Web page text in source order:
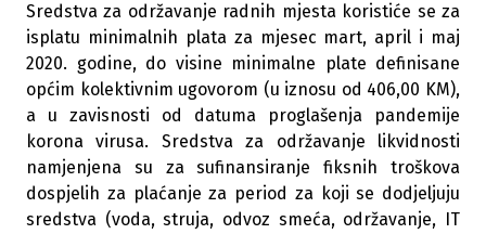
Sredstva za održavanje radnih mjesta koristiće se za
isplatu minimalnih plata za mjesec mart, april i maj
2020. godine, do visine minimalne plate definisane
općim kolektivnim ugovorom (u iznosu od 406,00 KM),
a u zavisnosti od datuma proglašenja pandemije
korona virusa. Sredstva za održavanje likvidnosti
namjenjena su za sufinansiranje fiksnih troškova
dospjelih za plaćanje za period za koji se dodjeljuju
sredstva (voda, struja, odvoz smeća, održavanje, IT